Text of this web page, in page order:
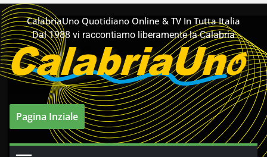
Salta
al
contenuto
CalabriaUno Quotidiano Online & TV In Tutta Italia
Dal 1988 vi raccontiamo liberamente la Calabria
Pagina Inziale